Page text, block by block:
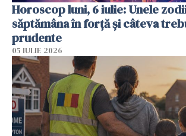
Horoscop luni, 6 iulie: Unele
săptămâna în forță și câteva
prudente
05 IULIE 2026